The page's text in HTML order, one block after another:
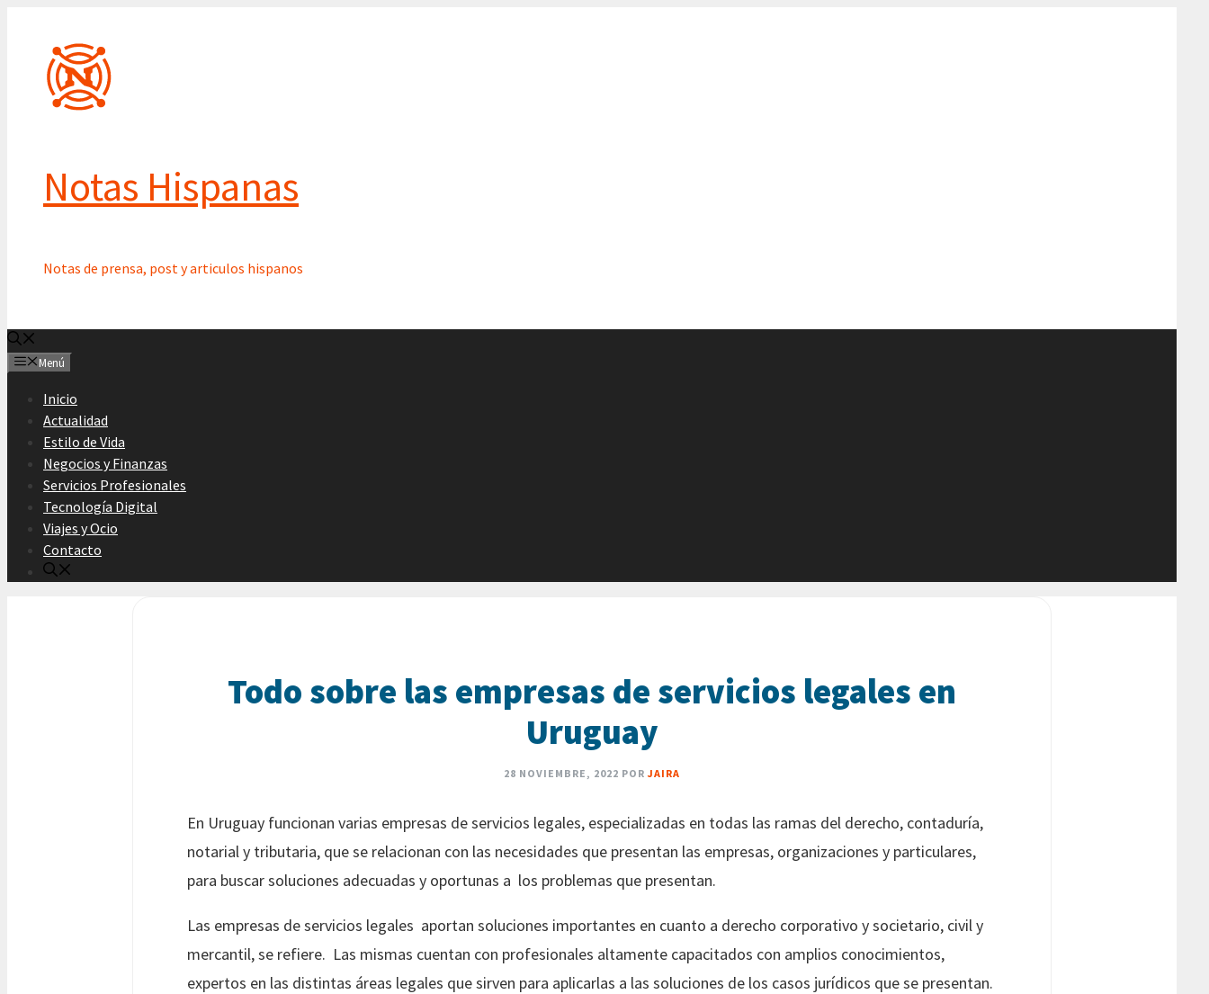
contenido
Notas Hispanas
Notas de prensa, post y articulos hispanos
Menú
Inicio
Actualidad
Estilo de Vida
Negocios y Finanzas
Servicios Profesionales
Tecnología Digital
Viajes y Ocio
Contacto
Todo sobre las empresas de servicios legales en
Uruguay
28 NOVIEMBRE, 2022 POR JAIRA
En Uruguay funcionan varias empresas de servicios legales, especializadas en todas las ramas del derecho, contaduría,
notarial y tributaria, que se relacionan con las necesidades que presentan las empresas, organizaciones y particulares,
para buscar soluciones adecuadas y oportunas a los problemas que presentan.
Las empresas de servicios legales aportan soluciones importantes en cuanto a derecho corporativo y societario, civil y
mercantil, se refiere. Las mismas cuentan con profesionales altamente capacitados con amplios conocimientos,
expertos en las distintas áreas legales que sirven para aplicarlas a las soluciones de los casos jurídicos que se presentan.